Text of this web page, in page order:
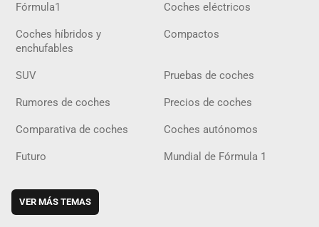
Fórmula1 Coches eléctricos
Coches híbridos y
enchufables
Compactos
SUV Pruebas de coches
Rumores de coches Precios de coches
Comparativa de coches Coches autónomos
Futuro Mundial de Fórmula 1
VER MÁS TEMAS